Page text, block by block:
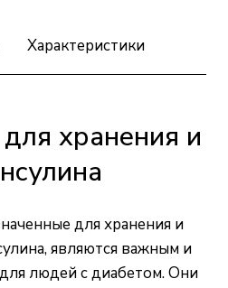
Характеристики
хранения и
для хранения и
являются важным и
людей с диабетом. Они